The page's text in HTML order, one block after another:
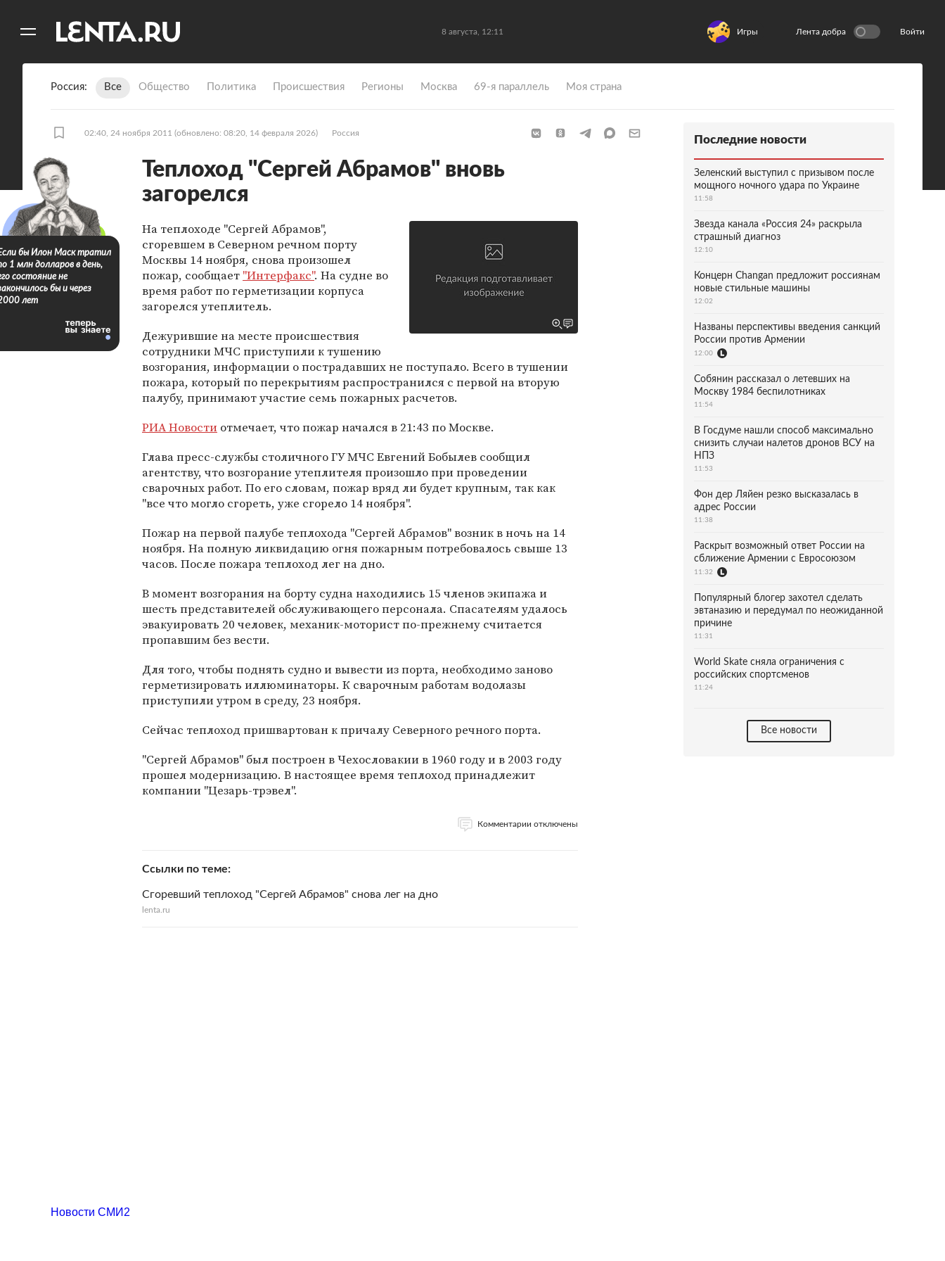
8 августа, 12:11 Игры Лента добра Войти
Россия Все Общество Политика Происшествия Регионы Москва 69-я параллель Моя страна
02:40, 24 ноября 2011 (обновлено: 08:20, 14 февраля 2026) Россия
Теплоход "Сергей Абрамов" вновь
загорелся
На теплоходе "Сергей Абрамов",
сгоревшем в Северном речном порту
Москвы 14 ноября, снова произошел
пожар, сообщает "Интерфакс". На судне во
время работ по герметизации корпуса
загорелся утеплитель.
Дежурившие на месте происшествия
сотрудники МЧС приступили к тушению
возгорания, информации о пострадавших не поступало. Всего в тушении
пожара, который по перекрытиям распространился с первой на вторую
палубу, принимают участие семь пожарных расчетов.
РИА Новости отмечает, что пожар начался в 21:43 по Москве.
Глава пресс-службы столичного ГУ МЧС Евгений Бобылев сообщил
агентству, что возгорание утеплителя произошло при проведении
сварочных работ. По его словам, пожар вряд ли будет крупным, так как
"все что могло сгореть, уже сгорело 14 ноября".
Пожар на первой палубе теплохода "Сергей Абрамов" возник в ночь на 14
ноября. На полную ликвидацию огня пожарным потребовалось свыше 13
часов. После пожара теплоход лег на дно.
В момент возгорания на борту судна находились 15 членов экипажа и
шесть представителей обслуживающего персонала. Спасателям удалось
эвакуировать 20 человек, механик-моторист по-прежнему считается
пропавшим без вести.
Для того, чтобы поднять судно и вывести из порта, необходимо заново
герметизировать иллюминаторы. К сварочным работам водолазы
приступили утром в среду, 23 ноября.
Сейчас теплоход пришвартован к причалу Северного речного порта.
"Сергей Абрамов" был построен в Чехословакии в 1960 году и в 2003 году
прошел модернизацию. В настоящее время теплоход принадлежит
компании "Цезарь-трэвел".
Комментарии отключены
Ссылки по теме
Сгоревший теплоход "Сергей Абрамов" снова лег на дно
lenta.ru
бы Илон Маск тратил
1 млн долларов в день,
состояние не
бы и через
лет
Последние новости
Зеленский выступил с призывом после
мощного ночного удара по Украине
11:58
Звезда канала «Россия 24» раскрыла
страшный диагноз
12:10
Концерн Changan предложит россиянам
новые стильные машины
12:02
Названы перспективы введения санкций
России против Армении
12:00
Собянин рассказал о летевших на
Москву 1984 беспилотниках
11:54
В Госдуме нашли способ максимально
снизить случаи налетов дронов ВСУ на
НПЗ
11:53
Фон дер Ляйен резко высказалась в
адрес России
11:38
Раскрыт возможный ответ России на
сближение Армении с Евросоюзом
11:32
Популярный блогер захотел сделать
эвтаназию и передумал по неожиданной
причине
11:31
World Skate сняла ограничения с
российских спортсменов
11:24
Все новости
Новости СМИ2